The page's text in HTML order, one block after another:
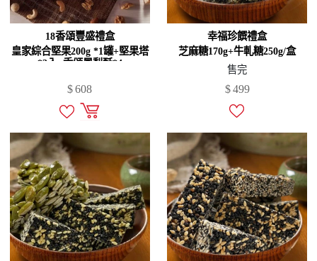
18香頌豐盛禮盒
皇家綜合堅果200g *1罐+堅果塔
*3入+香頌鳳梨酥*4
$608
幸福珍饌禮盒
芝麻糖170g+牛軋糖250g/盒
售完
$499